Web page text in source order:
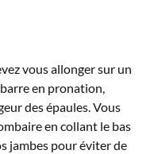
vous allonger sur un
en pronation,
des épaules. Vous
en collant le bas
jambes pour éviter de